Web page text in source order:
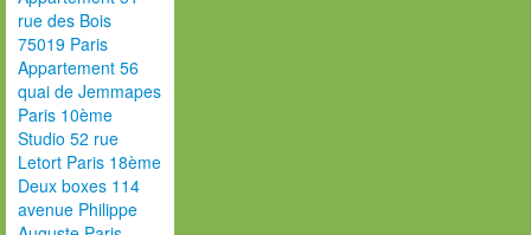
rue des Bois
75019 Paris
Appartement 56
quai de Jemmapes
Paris 10ème
Studio 52 rue
Letort Paris 18ème
Deux boxes 114
avenue Philippe